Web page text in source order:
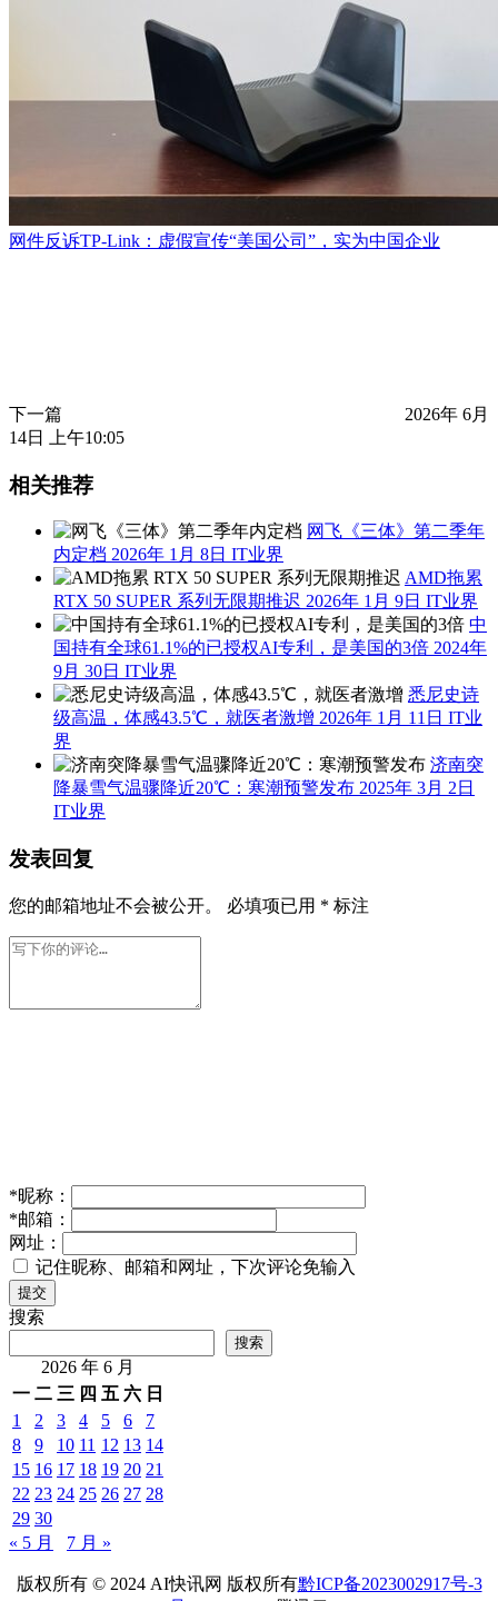
网件反诉TP-Link：虚假宣传“美国公司”，实为中国企业
下一篇
2026年 6月
14日 上午10:05
相关推荐
网飞《三体》第二季年
内定档 2026年 1月 8日 IT业界
AMD拖累
RTX 50 SUPER 系列无限期推迟 2026年 1月 9日 IT业界
中
国持有全球61.1%的已授权AI专利，是美国的3倍 2024年
9月 30日 IT业界
悉尼史诗
级高温，体感43.5℃，就医者激增 2026年 1月 11日 IT业
界
济南突
降暴雪气温骤降近20℃：寒潮预警发布 2025年 3月 2日
IT业界
发表回复
您的邮箱地址不会被公开。 必填项已用 * 标注
*昵称：
*邮箱：
网址：
记住昵称、邮箱和网址，下次评论免输入
提交
搜索
搜索
2026 年 6 月
一 二 三 四 五 六 日
1
2 3 4 5 6
7
8
9 10 11 12 13 14
15 16 17 18 19 20 21
22 23 24 25 26 27 28
29 30
« 5 月
7 月 »
版权所有 © 2024 AI快讯网 版权所有黔ICP备2023002917号-3